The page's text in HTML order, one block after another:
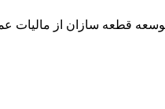
قطعه سازان از مالیات